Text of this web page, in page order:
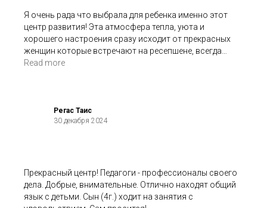
Я очень рада что выбрала для ребенка именно этот
центр развития! Эта атмосфера тепла, уюта и
хорошего настроения сразу исходит от прекрасных
женщин которые встречают на ресепшене, всегда
приветливые, готовы ответить очень вежливо на все
учитель, находит к каждому ребенку подход и вызывает
интерес к предметам, вежливая! Спасибо вашему
Read more
Регас Таис
30 декабря 2024
Прекрасный центр! Педагоги - профессионалы своего
дела. Добрые, внимательные. Отлично находят общий
язык с детьми. Сын (4г.) ходит на занятия с